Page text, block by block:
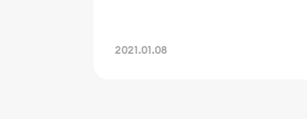
2021.01.08